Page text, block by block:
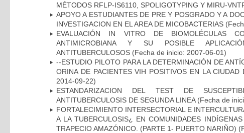
MÉTODOS RFLP-IS6110, SPOLIGOTYPING Y MIRU-
APOYO A ESTUDIANTES DE PRE Y POSGRADO Y A
INVESTIGACION EN EL AREA DE MICOBACTERIAS
EVALUACIÓN IN VITRO DE BIOMOLÉCULAS
ANTIMICROBIANA Y SU POSIBLE
ANTITUBERCULOSOS (Fecha de inicio: 2007-06-01)
--ESTUDIO PILOTO PARA LA DETERMINACIÓN DE
ORINA DE PACIENTES VIH POSITIVOS EN LA CIUDAD
2014-09-22)
ESTANDARIZACION DEL TEST DE
ANTITUBERCULOSIS DE SEGUNDA LINEA(Fecha de
FORTALECIMIENTO INTERSECTORIAL E
A LA TUBERCULOSIS¿ EN COMUNIDADES
TRAPECIO AMAZÓNICO. (PARTE 1- PUERTO NARIÑO)